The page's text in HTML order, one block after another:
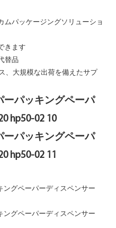
ムパッケージングソリューショ
きます
替品
、大規模な出荷を備えたサプ